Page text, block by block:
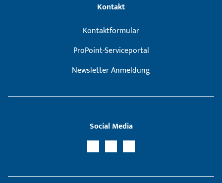
Kontakt
Kontaktformular
ProPoint-Serviceportal
Newsletter Anmeldung
Social Media